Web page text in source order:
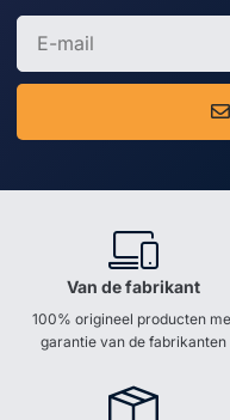
Van de fabrikant
100% origineel producten
garantie van de fabrikanten